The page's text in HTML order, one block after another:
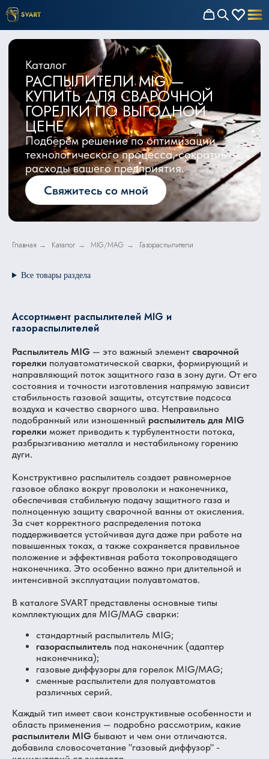
РАСПЫЛИТЕЛИ MIG —
КУПИТЬ ДЛЯ СВАРОЧНОЙ
ГОРЕЛКИ ПО ВЫГОДНОЙ
ЦЕНЕ
Подберём решение по оптимизации
технологического процесса, сократив
расходы вашего предприятия.
Свяжитесь со мной
Главная → Каталог → MIG/MAG → Газораспылители
Все товары раздела
Ассортимент распылителей MIG и
газораспылителей
Распылитель MIG — это важный элемент сварочной
горелки полуавтоматической сварки, формирующий и
направляющий поток защитного газа в зону дуги. От его
состояния и точности изготовления напрямую зависит
стабильность газовой защиты, отсутствие подсоса
воздуха и качество сварного шва. Неправильно
подобранный или изношенный распылитель для MIG
горелки может приводить к турбулентности потока,
разбрызгиванию металла и нестабильному горению
дуги.
Конструктивно распылитель создает равномерное
газовое облако вокруг проволоки и наконечника,
обеспечивая стабильную подачу защитного газа и
полноценную защиту сварочной ванны от окисления.
За счет корректного распределения потока
поддерживается устойчивая дуга даже при работе на
повышенных токах, а также сохраняется правильное
положение и эффективная работа токопроводящего
наконечника. Это особенно важно при длительной и
интенсивной эксплуатации полуавтоматов.
В каталоге SVART представлены основные типы
комплектующих для MIG/MAG сварки:
стандартный распылитель MIG;
газораспылитель под наконечник (адаптер
наконечника);
газовые диффузоры для горелок MIG/MAG;
сменные распылители для полуавтоматов
различных серий.
Каждый тип имеет свои конструктивные особенности и
область применения — подробно рассмотрим, какие
распылители MIG бывают и чем они отличаются.
добавила словосочетание "газовый диффузор" -